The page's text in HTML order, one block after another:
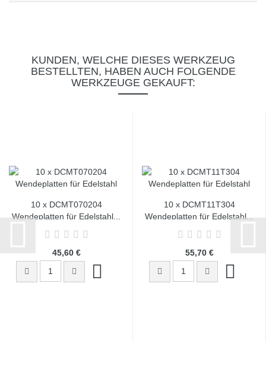
KUNDEN, WELCHE DIESES WERKZEUG
BESTELLTEN, HABEN AUCH FOLGENDE
WERKZEUGE GEKAUFT:
10 x DCMT070204
Wendeplatten für Edelstahl...
45,60 €
10 x DCMT11T304
Wendeplatten für Edelstahl...
55,70 €